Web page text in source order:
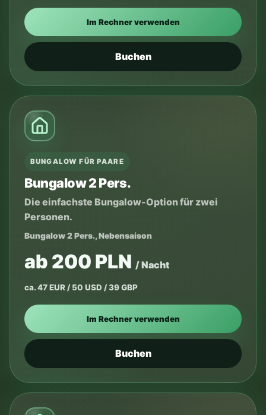
Im Rechner verwenden
Buchen
BUNGALOW FÜR PAARE
Bungalow 2 Pers.
Die einfachste Bungalow-Option für zwei
Personen.
Bungalow 2 Pers., Nebensaison
ab 200 PLN / Nacht
ca. 47 EUR / 50 USD / 39 GBP
Im Rechner verwenden
Buchen